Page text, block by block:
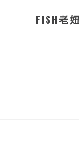
FISH老妞